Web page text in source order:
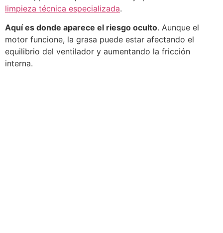
limpieza técnica especializada.
Aquí es donde aparece el riesgo oculto. Aunque el
motor funcione, la grasa puede estar afectando el
equilibrio del ventilador y aumentando la fricción
interna.